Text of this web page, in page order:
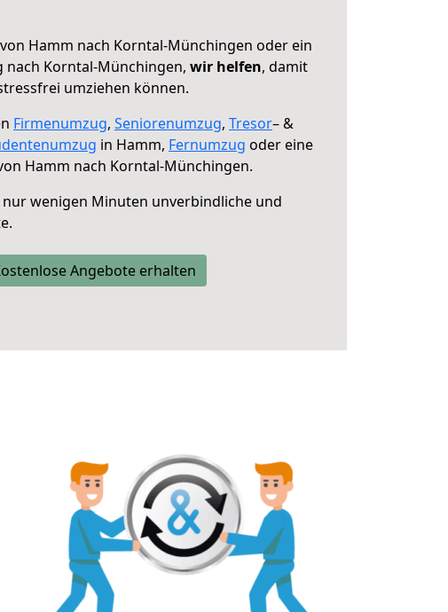
von Hamm nach Korntal-Münchingen oder ein
nach Korntal-Münchingen, wir helfen, damit
umziehen können.
Firmenumzug, Seniorenumzug, Tresor– &
in Hamm, Fernumzug oder eine
Hamm nach Korntal-Münchingen.
nur wenigen Minuten unverbindliche und
Angebote erhalten